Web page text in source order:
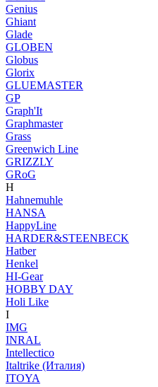
Genius
Ghiant
Glade
GLOBEN
Globus
Glorix
GLUEMASTER
GP
Graph'It
Graphmaster
Grass
Greenwich Line
GRIZZLY
GRoG
H
Hahnemuhle
HANSA
HappyLine
HARDER&STEENBECK
Hatber
Henkel
HI-Gear
HOBBY DAY
Holi Like
I
IMG
INRAL
Intellectico
Italtrike (Италия)
ITOYA